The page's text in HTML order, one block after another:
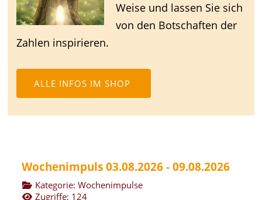
Weise und lassen Sie sich
von den Botschaften der
Zahlen inspirieren.
ALLE INFOS IM SHOP
Wochenimpuls 03.08.2026 - 09.08.2026
Kategorie: Wochenimpulse
Zugriffe: 124